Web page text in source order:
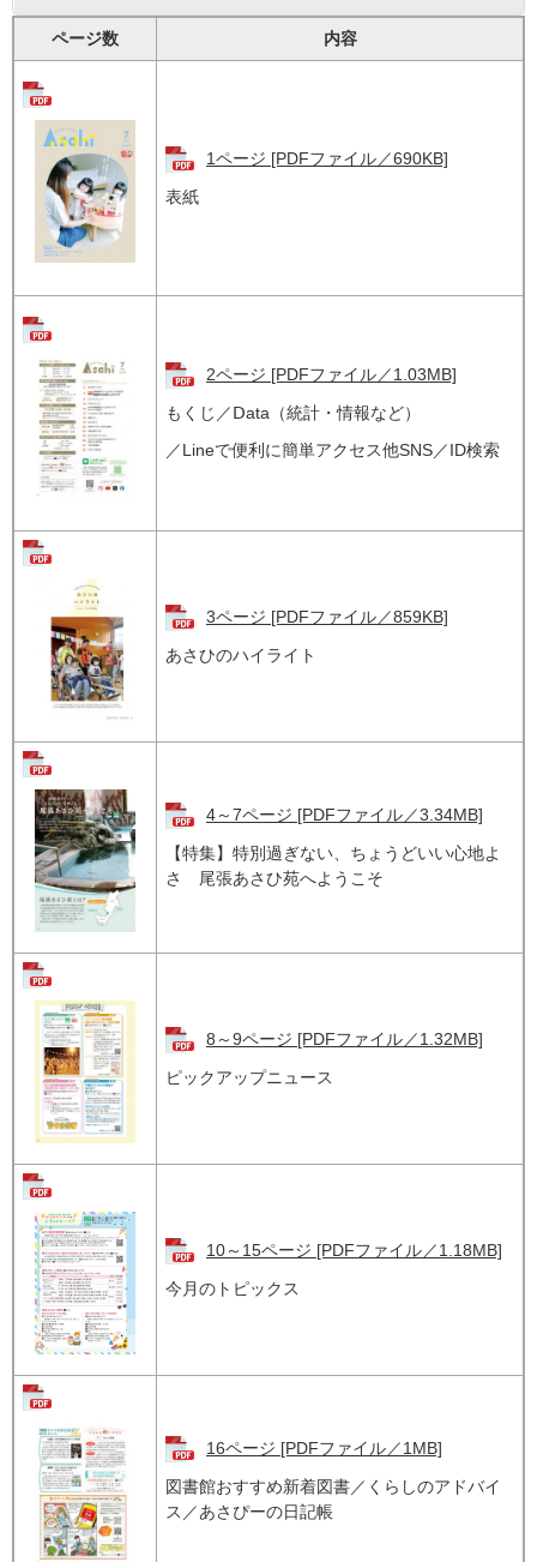
ページ数 内容
1ページ [PDFファイル／690KB]
表紙
2ページ [PDFファイル／1.03MB]
もくじ／Ⅾata（統計・情報など）
／Lineで便利に簡単アクセス他SNS／ID検索
3ページ [PDFファイル／859KB]
あさひのハイライト
4～7ページ [PDFファイル／3.34MB]
【特集】特別過ぎない、ちょうどいい心地よ
さ 尾張あさひ苑へようこそ
8～9ページ [PDFファイル／1.32MB]
ピックアップニュース
10～15ページ [PDFファイル／1.18MB]
今月のトピックス
16ページ [PDFファイル／1MB]
図書館おすすめ新着図書／くらしのアドバイ
ス／あさぴーの日記帳